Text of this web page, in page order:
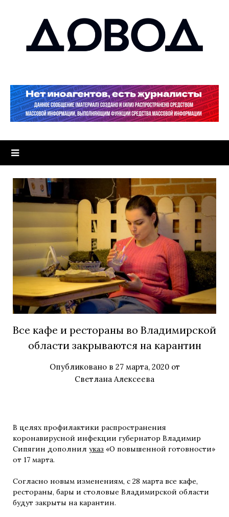
Все кафе и рестораны во Владимирской
области закрываются на карантин
Опубликовано в 27 марта, 2020от
Светлана Алексеева
В целях профилактики распространения
коронавирусной инфекции губернатор Владимир
Сипягин дополнил указ «О повышенной готовности»
от 17 марта.
Согласно новым изменениям, с 28 марта все кафе,
рестораны, бары и столовые Владимирской области
будут закрыты на карантин.